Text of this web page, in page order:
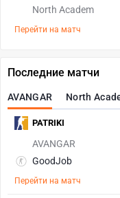
North Academ
Перейти на матч
Последние матчи
AVANGAR North
AVANGAR
GoodJob
Перейти на матч
PATRIKI